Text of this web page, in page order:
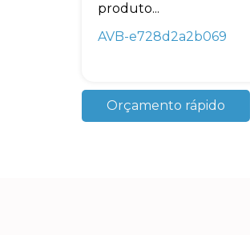
produto...
AVB-e728d2a2b069
Orçamento rápido